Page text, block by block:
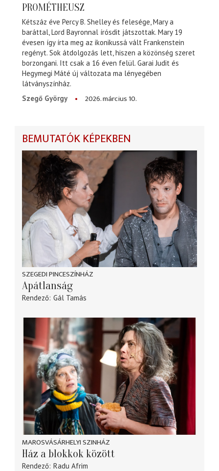
PROMÉTHEUSZ
Kétszáz éve Percy B. Shelley és felesége, Mary a
baráttal, Lord Bayronnal írósdit játszottak. Mary 19
évesen így írta meg az ikonikussá vált Frankenstein
regényt. Sok átdolgozás lett, hiszen a közönség szeret
borzongani. Itt csak a 16 éven felül. Garai Judit és
Hegymegi Máté új változata ma lényegében
látványszínház.
Szegő György
2026. március 10.
BEMUTATÓK KÉPEKBEN
SZEGEDI PINCESZÍNHÁZ
Apátlanság
Rendező Gál Tamás
MAROSVÁSÁRHELYI SZINHÁZ
Ház a blokkok között
Rendező Radu Afrim